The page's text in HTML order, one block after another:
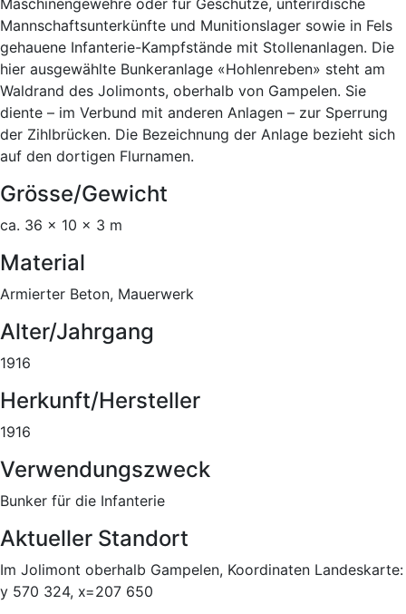
Mannschaftsunterkünfte und Munitionslager sowie in Fels
gehauene Infanterie-Kampfstände mit Stollenanlagen. Die
hier ausgewählte Bunkeranlage «Hohlenreben» steht am
Waldrand des Jolimonts, oberhalb von Gampelen. Sie
diente – im Verbund mit anderen Anlagen – zur Sperrung
der Zihlbrücken. Die Bezeichnung der Anlage bezieht sich
auf den dortigen Flurnamen.
Grösse/Gewicht
ca. 36 x 10 x 3 m
Material
Armierter Beton, Mauerwerk
Alter/Jahrgang
1916
Herkunft/Hersteller
1916
Verwendungszweck
Bunker für die Infanterie
Aktueller Standort
Im Jolimont oberhalb Gampelen, Koordinaten Landeskarte:
y 570 324, x=207 650